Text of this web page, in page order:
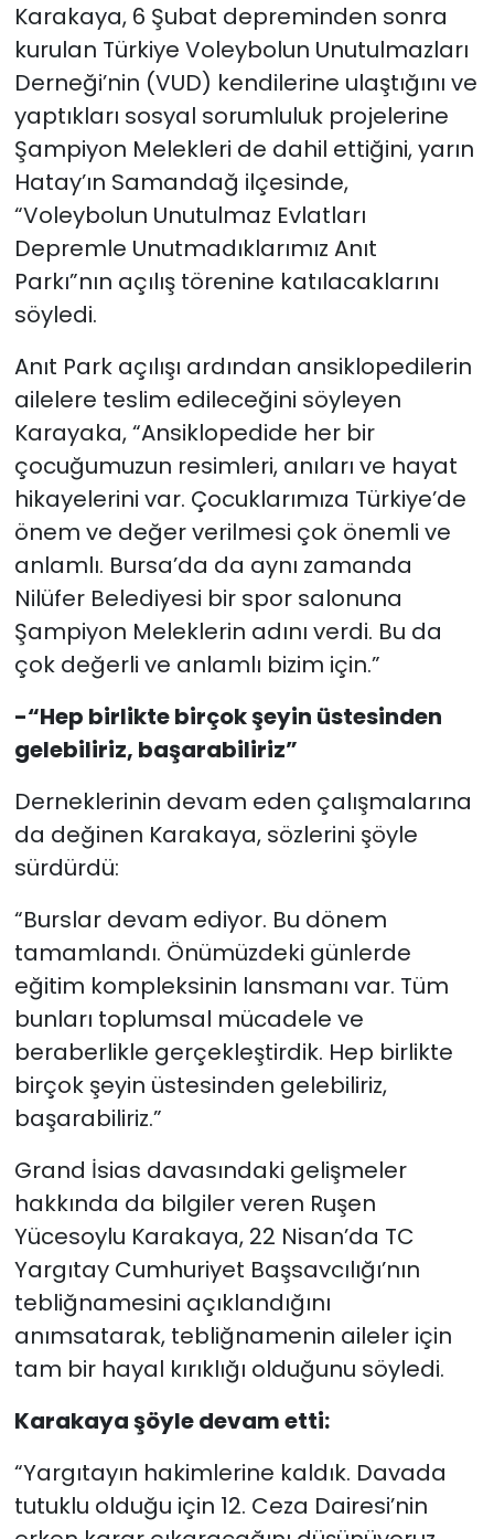
Karakaya, 6 Şubat depreminden sonra
kurulan Türkiye Voleybolun Unutulmazları
Derneği’nin (VUD) kendilerine ulaştığını ve
yaptıkları sosyal sorumluluk projelerine
Şampiyon Melekleri de dahil ettiğini, yarın
Hatay’ın Samandağ ilçesinde,
“Voleybolun Unutulmaz Evlatları
Depremle Unutmadıklarımız Anıt
Parkı”nın açılış törenine katılacaklarını
söyledi.
Anıt Park açılışı ardından ansiklopedilerin
ailelere teslim edileceğini söyleyen
Karayaka, “Ansiklopedide her bir
çocuğumuzun resimleri, anıları ve hayat
hikayelerini var. Çocuklarımıza Türkiye’de
önem ve değer verilmesi çok önemli ve
anlamlı. Bursa’da da aynı zamanda
Nilüfer Belediyesi bir spor salonuna
Şampiyon Meleklerin adını verdi. Bu da
çok değerli ve anlamlı bizim için.”
-“Hep birlikte birçok şeyin üstesinden
gelebiliriz, başarabiliriz”
Derneklerinin devam eden çalışmalarına
da değinen Karakaya, sözlerini şöyle
sürdürdü:
“Burslar devam ediyor. Bu dönem
tamamlandı. Önümüzdeki günlerde
eğitim kompleksinin lansmanı var. Tüm
bunları toplumsal mücadele ve
beraberlikle gerçekleştirdik. Hep birlikte
birçok şeyin üstesinden gelebiliriz,
başarabiliriz.”
Grand İsias davasındaki gelişmeler
hakkında da bilgiler veren Ruşen
Yücesoylu Karakaya, 22 Nisan’da TC
Yargıtay Cumhuriyet Başsavcılığı’nın
tebliğnamesini açıklandığını
anımsatarak, tebliğnamenin aileler için
tam bir hayal kırıklığı olduğunu söyledi.
Karakaya şöyle devam etti:
“Yargıtayın hakimlerine kaldık. Davada
tutuklu olduğu için 12. Ceza Dairesi’nin